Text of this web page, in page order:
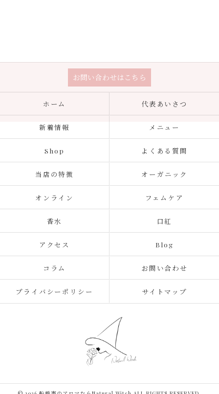
お問い合わせはこちら
ホーム 代表あいさつ
新着情報 メニュー
Shop よくある質問
当店の特徴 オーガニック
オンライン フェムケア
香水 口紅
アクセス Blog
コラム お問い合わせ
プライバシーポリシー サイトマップ